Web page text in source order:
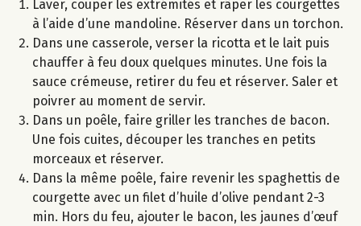
Laver, couper les extrémités et râper les courgettes
à l’aide d’une mandoline. Réserver dans un torchon.
Dans une casserole, verser la ricotta et le lait puis
chauffer à feu doux quelques minutes. Une fois la
sauce crémeuse, retirer du feu et réserver. Saler et
poivrer au moment de servir.
Dans un poêle, faire griller les tranches de bacon.
Une fois cuites, découper les tranches en petits
morceaux et réserver.
Dans la même poêle, faire revenir les spaghettis de
courgette avec un filet d’huile d’olive pendant 2-3
min. Hors du feu, ajouter le bacon, les jaunes d’œuf